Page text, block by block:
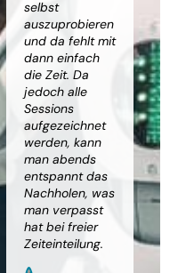
selbst
auszuprobieren
und da fehlt mit
dann einfach
die Zeit. Da
jedoch alle
Sessions
aufgezeichnet
werden, kann
man abends
entspannt das
Nachholen, was
man verpasst
hat bei freier
Zeiteinteilung.